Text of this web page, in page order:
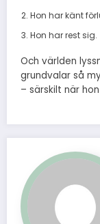
Hon har känt
Hon har rest sig.
Och världen
grundvalar så
– särskilt när